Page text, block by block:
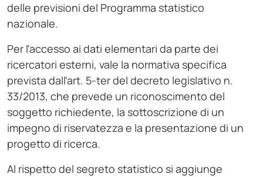
delle previsioni del Programma statistico
nazionale.
Per l'accesso ai dati elementari da parte dei
ricercatori esterni, vale la normativa specifica
prevista dall'art. 5-ter del decreto legislativo n.
33/2013, che prevede un riconoscimento del
soggetto richiedente, la sottoscrizione di un
impegno di riservatezza e la presentazione di un
progetto di ricerca.
Al rispetto del segreto statistico si aggiunge